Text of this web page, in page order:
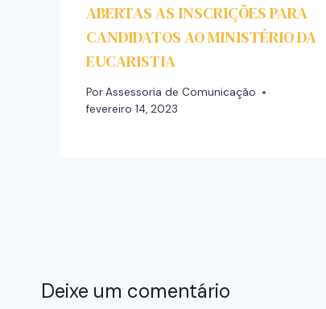
ABERTAS AS INSCRIÇÕES PARA
CANDIDATOS AO MINISTÉRIO DA
EUCARISTIA
PorAssessoria de Comunicação
fevereiro 14, 2023
Deixe um comentário